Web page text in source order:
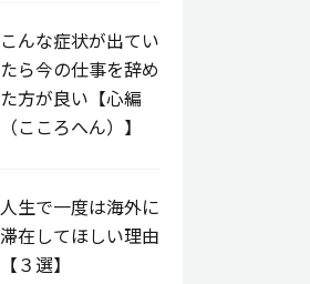
こんな症状が出てい
たら今の仕事を辞め
た方が良い【心編
（こころへん）】
人生で一度は海外に
滞在してほしい理由
【３選】